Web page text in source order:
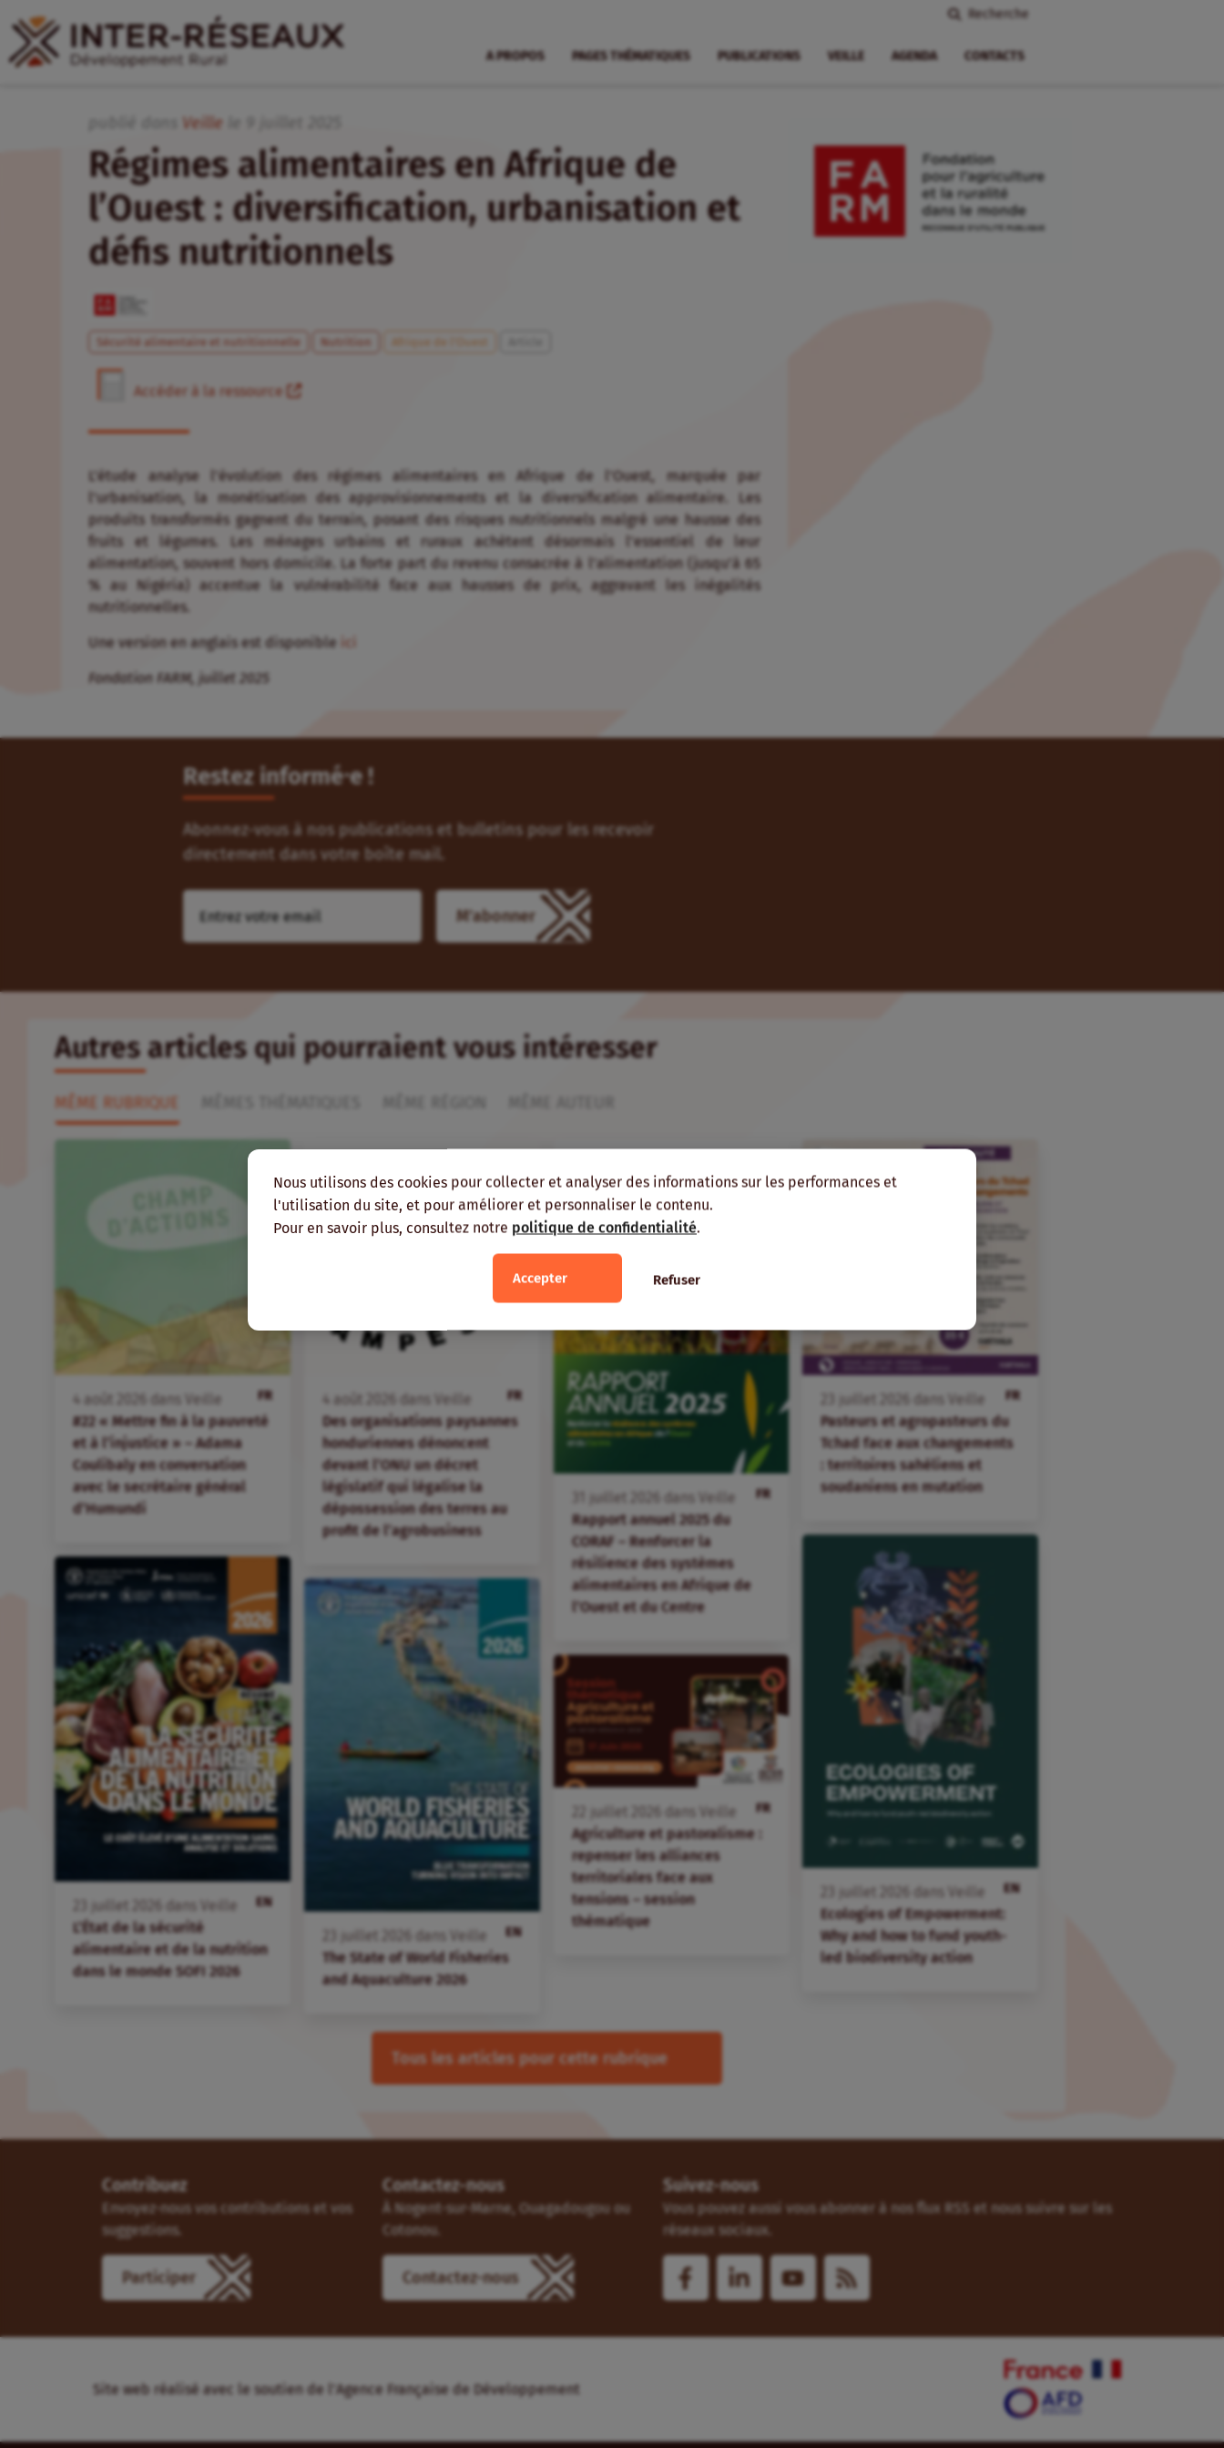
Nous utilisons des cookies pour collecter et analyser des informations sur les performances et
l'utilisation du site, et pour améliorer et personnaliser le contenu.
Pour en savoir plus, consultez notre politique de confidentialité.
Accepter Refuser
Recherche
A PROPOS PAGES THÉMATIQUES PUBLICATIONS VEILLE AGENDA CONTACTS
Veille
Régimes alimentaires en Afrique de
l’Ouest : diversification, urbanisation et
défis nutritionnels
Sécurité alimentaire et nutritionnelle Nutrition Afrique de l’Ouest
Accéder à la ressource
L’étude analyse l’évolution des régimes alimentaires en Afrique de l’Ouest, marquée par
l’urbanisation, la monétisation des approvisionnements et la diversification alimentaire. Les
produits transformés gagnent du terrain, posant des risques nutritionnels malgré une hausse des
fruits et légumes. Les ménages urbains et ruraux achètent désormais l’essentiel de leur
alimentation, souvent hors domicile. La forte part du revenu consacrée à l’alimentation (jusqu’à 65
% au Nigéria) accentue la vulnérabilité face aux hausses de prix, aggravant les inégalités
nutritionnelles.
Une version en anglais est disponible ici
Fondation FARM, juillet 2025
Restez informé⸱e !
Abonnez-vous à nos publications et bulletins pour les recevoir
directement dans votre boîte mail.
M'abonner
Autres articles qui pourraient vous intéresser
MÊME RUBRIQUE
FR
4 août dans
Veille
#22 « Mettre fin à la pauvreté
et à l’injustice » – Adama
Coulibaly en conversation
avec le secrétaire général
d’Humundi
FR
4 août dans Veille
Des organisations paysannes
honduriennes dénoncent
devant l’ONU un décret
législatif qui légalise la
dépossession des terres au
profit de l’agrobusiness
FR
juillet dans
Veille
Rapport annuel 2025 du
CORAF – Renforcer la
résilience des systèmes
alimentaires en Afrique de
l’Ouest et du Centre
FR
juillet dans
Veille
Pasteurs et agropasteurs du
Tchad face aux changements
: territoires sahéliens et
soudaniens en mutation
EN
juillet dans Veille
Ecologies of Empowerment:
Why and how to fund youth-
led biodiversity action
EN
juillet dans
Veille
L’État de la sécurité
alimentaire et de la nutrition
dans le monde SOFI 2026
EN
juillet dans
Veille
The State of World Fisheries
and Aquaculture 2026
FR
juillet dans Veille
Agriculture et pastoralisme :
repenser les alliances
territoriales face aux
tensions – session
thématique
Tous les articles pour cette rubrique
Contribuez
Envoyez-nous vos contributions et vos
suggestions.
Participer
Contactez-nous
À Nogent-sur-Marne, Ouagadougou ou
Cotonou.
Contactez-nous
Suivez-nous
Vous pouvez aussi vous abonner à nos flux RSS et nous suivre sur les
réseaux sociaux.
Site web réalisé avec le soutien de l’Agence Française de Développement